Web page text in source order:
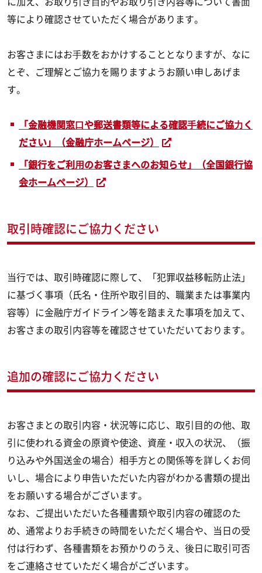
等により確認させていただく場合があります。
お客さまにはお⼿数をおかけすることとなりますが、なに
とぞ、ご理解とご協⼒を賜りますようお願い申しあげま
す。
「金融機関窓⼝や郵送書類等による確認⼿続にご協⼒く
ださい」（金融庁ホームページ）
「銀行をご利⽤のお客さまへのお知らせ」（全国銀行協
会ホームページ）
取引時確認にご協力ください
当行では、取引時確認に際して、「犯罪収益移転防止法」
に基づく事項（氏名・住所や取引目的、職業または事業内
容等）に金融庁ガイドライン等を踏まえた事項を加えて、
お客さまの取引内容等を確認させていただいております。
追加の確認にご協力ください
お客さまとの取引内容・状況等に応じ、取引目的の他、取
引に使われる資金の原資や使途、資産・収入の状況、（振
り込みや外国送金の場合）相手方との関係等を詳しくお伺
いし、場合により申告いただいた内容がわかる書類の提出
をお願いする場合がございます。
なお、ご提出いただいた各種書類や取引内容の確認のた
め、通常よりお手続きの時間をいただく場合や、当日の受
付は行わず、各種書類をお預かりのうえ、後日に取引可否
をご連絡させていただく場合がございます。